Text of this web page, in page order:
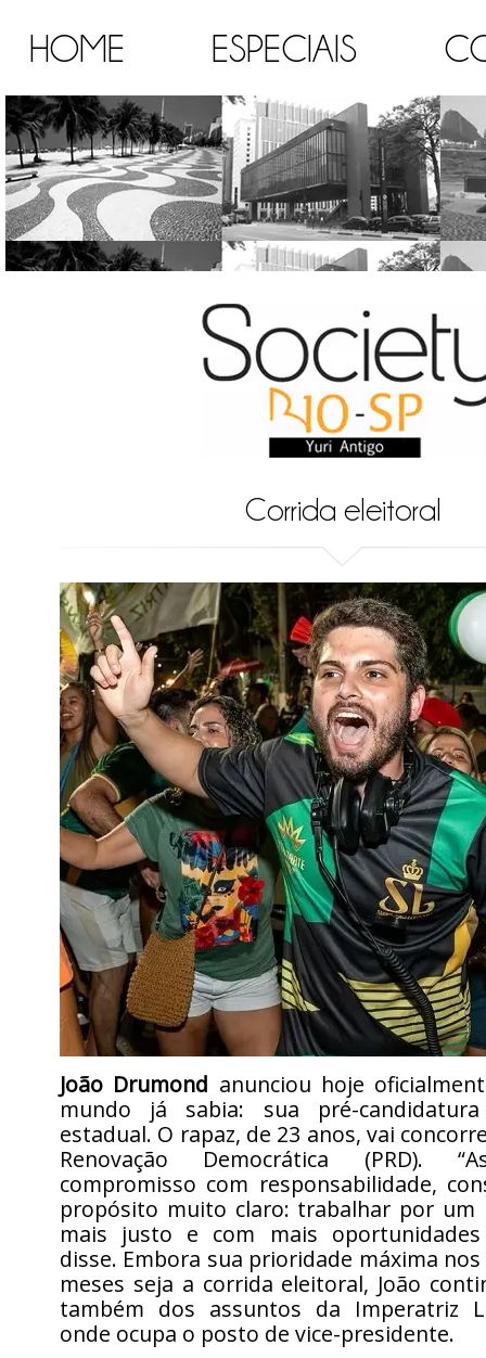
HOME ESPECIAIS
Corrida eleitoral
João Drumond anunciou hoje
mundo já sabia: sua pré-
estadual. O rapaz, de 23 anos, vai
Renovação Democrática (PRD).
compromisso com responsabilidade,
propósito muito claro: trabalhar por um
mais justo e com mais
disse. Embora sua prioridade máxima
meses seja a corrida eleitoral, João
também dos assuntos da Imperatriz
onde ocupa o posto de vice-presidente.